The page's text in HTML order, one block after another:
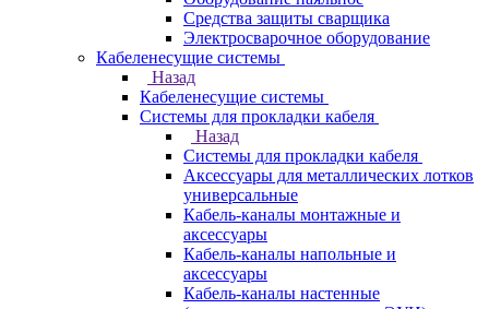
Средства защиты сварщика
Электросварочное оборудование
Кабеленесущие системы
Назад
Кабеленесущие системы
Системы для прокладки кабеля
Назад
Системы для прокладки кабеля
Аксессуары для металлических лотков
универсальные
Кабель-каналы монтажные и
аксессуары
Кабель-каналы напольные и
аксессуары
Кабель-каналы настенные